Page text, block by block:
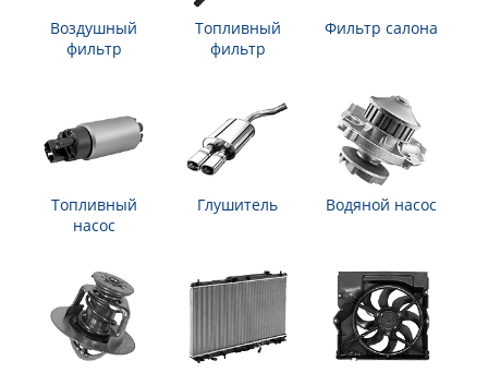
Воздушный
фильтр
Топливный
фильтр
Фильтр салона
Топливный
насос
Глушитель Водяной насос